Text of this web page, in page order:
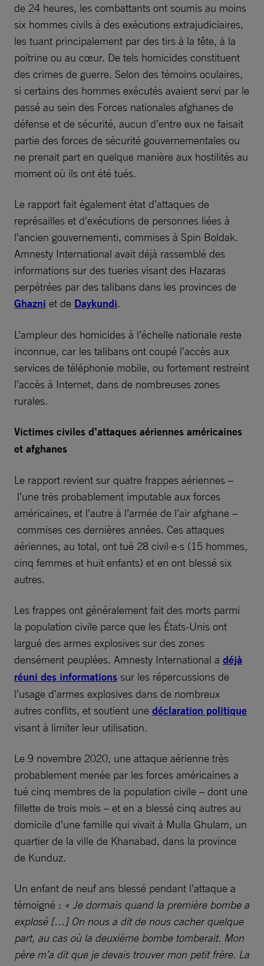
de 24 heures, les combattants ont soumis au moins
six hommes civils à des exécutions extrajudiciaires,
les tuant principalement par des tirs à la tête, à la
poitrine ou au cœur. De tels homicides constituent
des crimes de guerre. Selon des témoins oculaires,
si certains des hommes exécutés avaient servi par le
passé au sein des Forces nationales afghanes de
défense et de sécurité, aucun d’entre eux ne faisait
partie des forces de sécurité gouvernementales ou
ne prenait part en quelque manière aux hostilités au
moment où ils ont été tués.
Le rapport fait également état d’attaques de
représailles et d’exécutions de personnes liées à
l’ancien gouvernementi, commises à Spin Boldak.
Amnesty International avait déjà rassemblé des
informations sur des tueries visant des Hazaras
perpétrées par des talibans dans les provinces de
Ghazni et de Daykundi.
L’ampleur des homicides à l’échelle nationale reste
inconnue, car les talibans ont coupé l’accès aux
services de téléphonie mobile, ou fortement restreint
l’accès à Internet, dans de nombreuses zones
rurales.
Victimes civiles d’attaques aériennes américaines
et afghanes
Le rapport revient sur quatre frappes aériennes –
l’une très probablement imputable aux forces
américaines, et l’autre à l’armée de l’air afghane –
commises ces dernières années. Ces attaques
aériennes, au total, ont tué 28 civil·e·s (15 hommes,
cinq femmes et huit enfants) et en ont blessé six
autres.
Les frappes ont généralement fait des morts parmi
la population civile parce que les États-Unis ont
largué des armes explosives sur des zones
densément peuplées. Amnesty International a déjà
réuni des informations sur les répercussions de
l’usage d’armes explosives dans de nombreux
autres conflits, et soutient une déclaration politique
visant à limiter leur utilisation.
Le 9 novembre 2020, une attaque aérienne très
probablement menée par les forces américaines a
tué cinq membres de la population civile – dont une
fillette de trois mois – et en a blessé cinq autres au
domicile d’une famille qui vivait à Mulla Ghulam, un
quartier de la ville de Khanabad, dans la province
de Kunduz.
Un enfant de neuf ans blessé pendant l’attaque a
témoigné : « Je dormais quand la première bombe a
explosé […] On nous a dit de nous cacher quelque
part, au cas où la deuxième bombe tomberait. Mon
père m’a dit que je devais trouver mon petit frère. La